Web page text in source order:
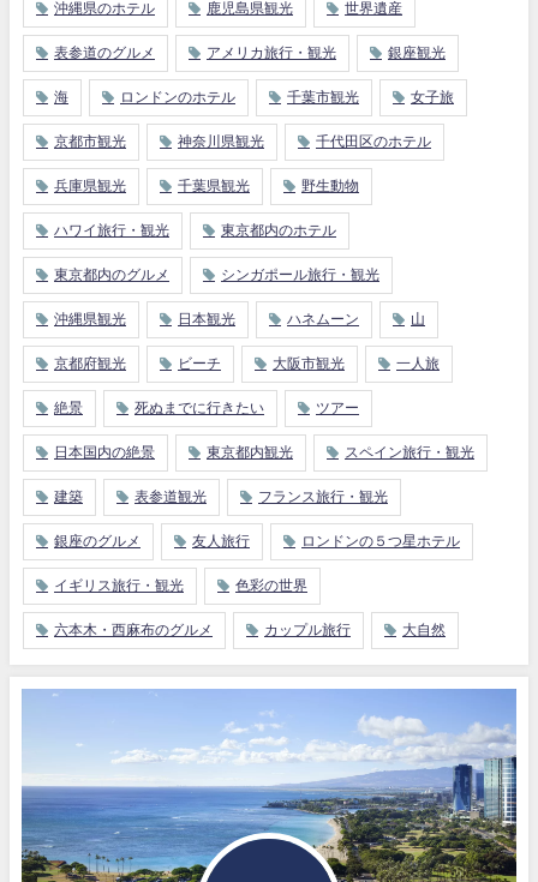
沖縄県のホテル 鹿児島県観光 世界遺産
表参道のグルメ アメリカ旅行・観光 銀座観光
海 ロンドンのホテル 千葉市観光 女子旅
京都市観光 神奈川県観光 千代田区のホテル
兵庫県観光 千葉県観光 野生動物
ハワイ旅行・観光 東京都内のホテル
東京都内のグルメ シンガポール旅行・観光
沖縄県観光 日本観光 ハネムーン 山
京都府観光 ビーチ 大阪市観光 一人旅
絶景 死ぬまでに行きたい ツアー
日本国内の絶景 東京都内観光 スペイン旅行・観光
建築 表参道観光 フランス旅行・観光
銀座のグルメ 友人旅行 ロンドンの５つ星ホテル
イギリス旅行・観光 色彩の世界
六本木・西麻布のグルメ カップル旅行 大自然